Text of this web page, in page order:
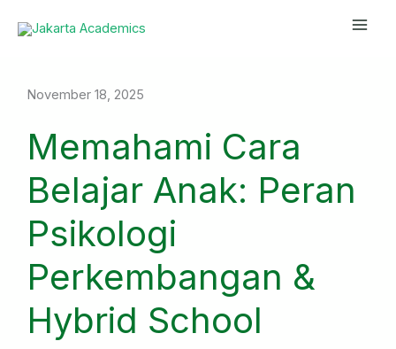
Main
November 18, 2025
Memahami Cara
Belajar Anak: Peran
Psikologi
Perkembangan &
Hybrid School